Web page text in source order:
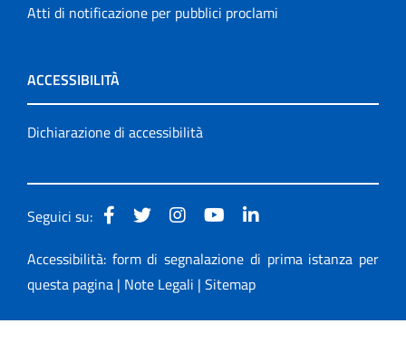
Atti di notificazione per pubblici proclami
ACCESSIBILITÀ
Dichiarazione di accessibilità
Seguici su:
Accessibilità: form di segnalazione di prima istanza per
questa pagina | Note Legali | Sitemap